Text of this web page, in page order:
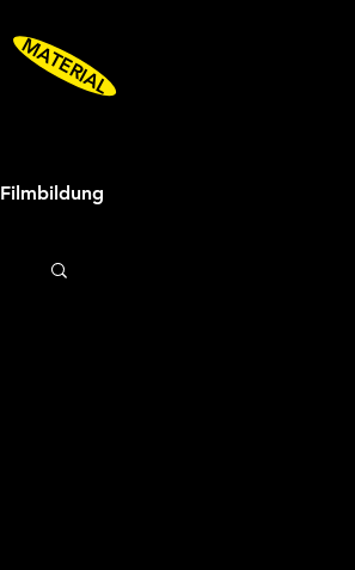
MATERIAL
Filmbildung